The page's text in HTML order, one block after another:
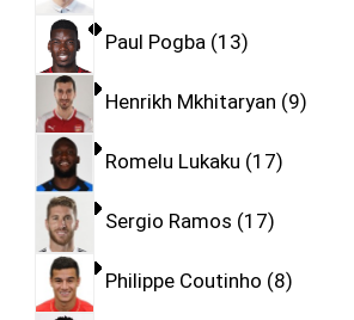
Paul Pogba 13
Henrikh Mkhitaryan 9
Romelu Lukaku 17
Sergio Ramos 17
Philippe Coutinho 8